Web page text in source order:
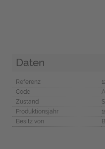
Daten
Referenz
Code
Zustand
Produktionsjahr
Besitz von